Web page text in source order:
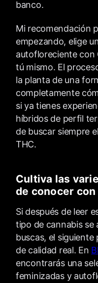
banco.
Mi recomendación
empezando, elige
autofloreciente con
tú mismo. El
la planta de una
completamente
si ya tienes
híbridos de perfil
de buscar siempre
THC.
Cultiva las
de conocer
Si después de leer
tipo de cannabis se
buscas, el siguiente
de calidad real. En
encontrarás una
feminizadas y